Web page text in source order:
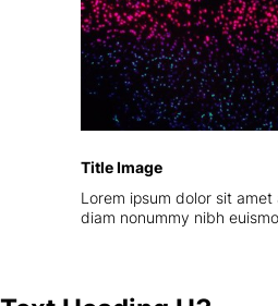
Title Image
Lorem ipsum dolor sit
diam nonummy nibh